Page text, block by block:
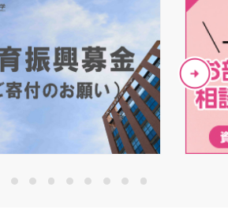
4 5 7 9